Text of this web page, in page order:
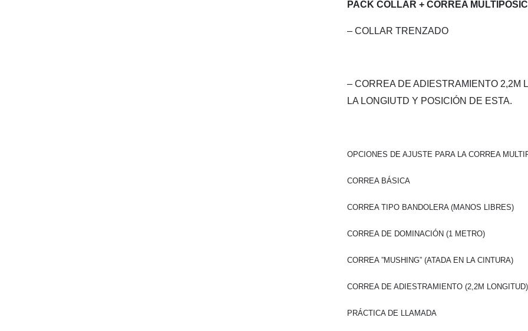
PACK COLLAR + CORREA
– COLLAR TRENZADO
– CORREA DE ADIESTRAMIENTO 2,2M
LA LONGIUTD Y POSICIÓN DE ESTA.
OPCIONES DE AJUSTE PARA LA CORREA
CORREA BÁSICA
CORREA TIPO BANDOLERA (MANOS LIBRES)
CORREA DE DOMINACIÓN (1 METRO)
CORREA ”MUSHING” (ATADA EN LA CINTURA)
CORREA DE ADIESTRAMIENTO (2,2M LONGITUD)
PRÁCTICA DE LLAMADA